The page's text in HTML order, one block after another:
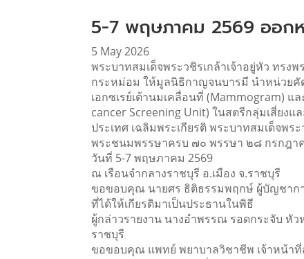
5-7 พฤษภาคม 2569 ออก
5 May 2026
พระบาทสมเด็จพระวชิรเกล้าเจ้าอยู่หัว ทรง
กระหม่อม ให้มูลนิธิกาญจนบารมี นำหน่วยคัด
เอกซเรย์เต้านมเคลื่อนที่ (Mammogram) แ
cancer Screening Unit) ในสตรีกลุ่มเสี่ยง
ประเทศ เฉลิมพระเกียรติ พระบาทสมเด็จพร
พระชนมพรรษาครบ ๗๐ พรรษา ๒๘ กรกฎ
วันที่ 5-7 พฤษภาคม 2569
ณ เรือนจำกลางราชบุรี อ.เมือง จ.ราชบุรี
ขอขอบคุณ นายศร ธิติธรรมพฤกษ์ ผู้บัญชากา
ที่ได้ให้เกียรติมาเป็นประธานในพิธี
ผู้กล่าวรายงาน นางอำพรรณ รอดกระจับ หั
ราชบุรี
ขอขอบคุณ แพทย์ พยาบาลวิชาชีพ เจ้าหน้า